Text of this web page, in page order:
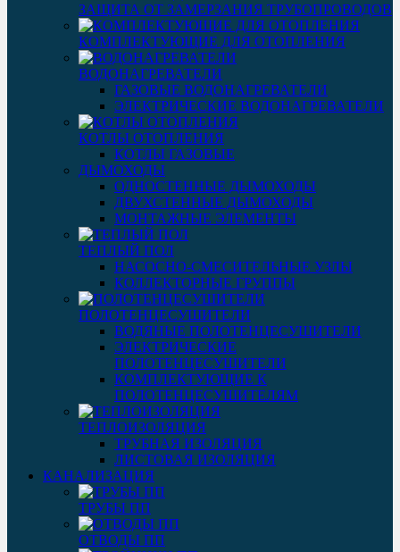
ЗАЩИТА ОТ ЗАМЕРЗАНИЯ ТРУБОПРОВОДОВ
КОМПЛЕКТУЮЩИЕ ДЛЯ ОТОПЛЕНИЯ
ВОДОНАГРЕВАТЕЛИ
ГАЗОВЫЕ ВОДОНАГРЕВАТЕЛИ
ЭЛЕКТРИЧЕСКИЕ ВОДОНАГРЕВАТЕЛИ
КОТЛЫ ОТОПЛЕНИЯ
КОТЛЫ ГАЗОВЫЕ
ДЫМОХОДЫ
ОДНОСТЕННЫЕ ДЫМОХОДЫ
ДВУХСТЕННЫЕ ДЫМОХОДЫ
МОНТАЖНЫЕ ЭЛЕМЕНТЫ
ТЕПЛЫЙ ПОЛ
НАСОСНО-СМЕСИТЕЛЬНЫЕ УЗЛЫ
КОЛЛЕКТОРНЫЕ ГРУППЫ
ПОЛОТЕНЦЕСУШИТЕЛИ
ВОДЯНЫЕ ПОЛОТЕНЦЕСУШИТЕЛИ
ЭЛЕКТРИЧЕСКИЕ
ПОЛОТЕНЦЕСУШИТЕЛИ
КОМПЛЕКТУЮЩИЕ К
ПОЛОТЕНЦЕСУШИТЕЛЯМ
ТЕПЛОИЗОЛЯЦИЯ
ТРУБНАЯ ИЗОЛЯЦИЯ
ЛИСТОВАЯ ИЗОЛЯЦИЯ
КАНАЛИЗАЦИЯ
ТРУБЫ ПП
ОТВОДЫ ПП